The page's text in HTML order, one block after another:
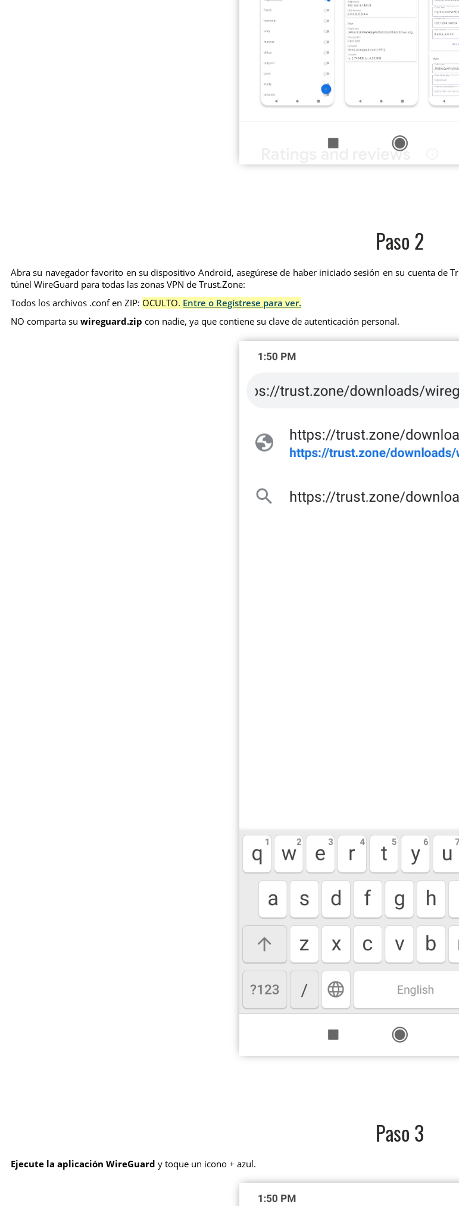
Paso 2
Abra su navegador favorito en su dispositivo Android, asegúrese de haber iniciado sesión en su cuenta de
túnel WireGuard para todas las zonas VPN de Trust.Zone:
Todos los archivos .conf en ZIP: OCULTO. Entre o Regístrese para ver.
NO comparta suwireguard.zip con nadie, ya que contiene su clave de autenticación personal.
Paso 3
Ejecute la aplicación WireGuard y toque un icono + azul.